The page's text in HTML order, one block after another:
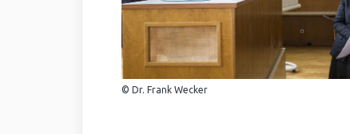
© Dr. Frank Wecker